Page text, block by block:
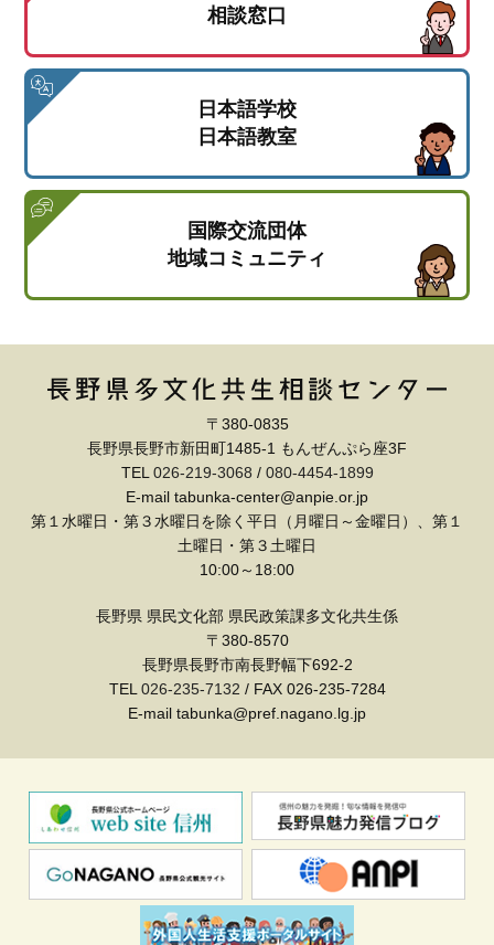
相談窓口
日本語学校
日本語教室
国際交流団体
地域コミュニティ
〒380-0835
長野県長野市新田町1485-1 もんぜんぷら座3F
TEL026-219-3068 / 080-4454-1899
E-mail tabunka-center@anpie.or.jp
第１水曜日・第３水曜日を除く平日（月曜日～金曜日）、第１
土曜日・第３土曜日
10:00～18:00
長野県 県民文化部 県民政策課多文化共生係
〒380-8570
長野県長野市南長野幅下692-2
TEL026-235-7132 / FAX 026-235-7284
E-mail tabunka@pref.nagano.lg.jp